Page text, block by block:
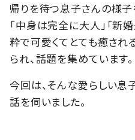
帰りを待つ息子さんの様
「中身は完全に大人」「新
粋で可愛くてとても癒され
られ、話題を集めています。
今回は、そんな愛らしい息
話を伺いました。